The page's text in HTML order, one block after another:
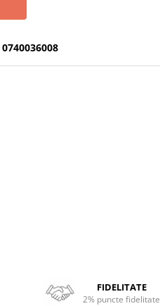
0740036008
FIDELITATE
2% puncte fidelitate